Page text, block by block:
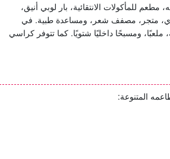
للمأكولات الانتقائية، بار لوبي أنيق،
لـ 350 شخصًا، خدمة غسيل وكوي، متجر، مصفف شعر، ومساعدة طبية. في
ملعبًا، ومسبحًا داخليًا شتويًا. كما تتوفر كراسي
المتنوعة: